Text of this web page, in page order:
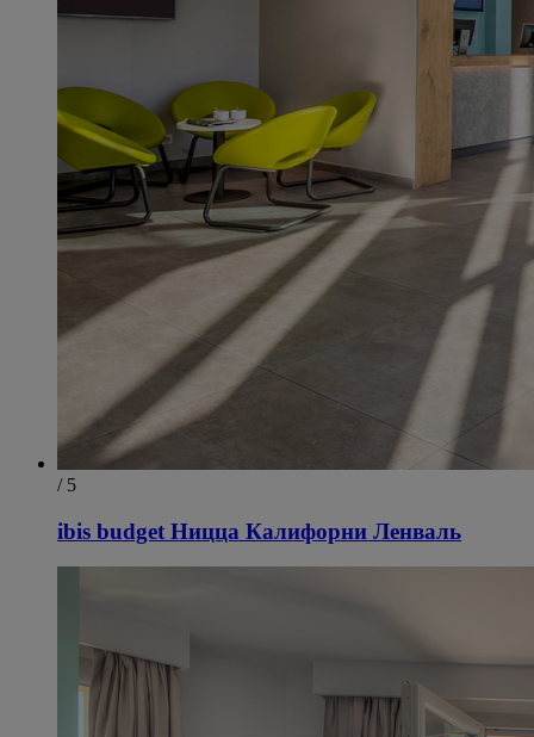
/ 5
ibis budget Ницца Калифорни Ленваль